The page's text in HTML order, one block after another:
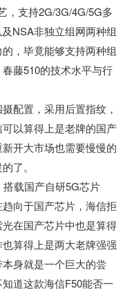
，支持2G/3G/4G/5G多
NSA非独立组网两种组
，毕竟能够支持两种组
藤510的技术水平与行
配置，采用后置指纹，
以算得上是老牌的国产
开大市场也需要慢慢的
了。
向于国产芯片，海信拒
在国产芯片中也是算得
算得上是两大老牌强强
身就是一个巨大的尝
道这款海信F50能否一